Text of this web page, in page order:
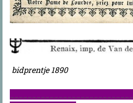
bidprentje 1890